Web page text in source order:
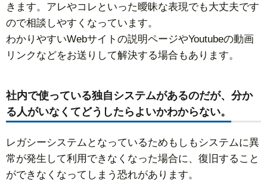
きます。アレやコレといった曖昧な表現でも大丈夫です
ので相談しやすくなっています。
わかりやすいWebサイトの説明ページやYoutubeの動画
リンクなどをお送りして解決する場合もあります。
社内で使っている独自システムがあるのだが、分か
る人がいなくてどうしたらよいかわからない。
レガシーシステムとなっているためもしもシステムに異
常が発生して利用できなくなった場合に、復旧すること
ができなくなってしまう恐れがあります。